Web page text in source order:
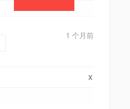
1 个月前
x